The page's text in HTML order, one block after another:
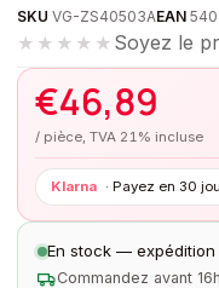
SKU VG-ZS40503AEAN
★★★★★ Soyez le
€46,89
/ pièce, TVA 21% incluse
Klarna · Payez en 30
En stock —
Commandez avant